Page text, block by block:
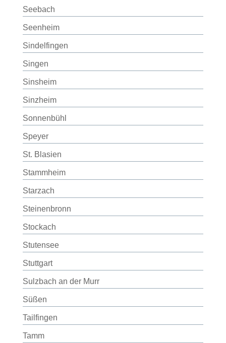
Seebach
Seenheim
Sindelfingen
Singen
Sinsheim
Sinzheim
Sonnenbühl
Speyer
St. Blasien
Stammheim
Starzach
Steinenbronn
Stockach
Stutensee
Stuttgart
Sulzbach an der Murr
Süßen
Tailfingen
Tamm